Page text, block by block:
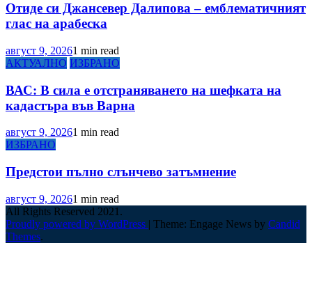
Отиде си Джансевер Далипова – емблематичният
глас на арабеска
август 9, 20261 min read
АКТУАЛНО ИЗБРАНО
ВАС: В сила е отстраняването на шефката на
кадастъра във Варна
август 9, 20261 min read
ИЗБРАНО
Предстои пълно слънчево затъмнение
август 9, 20261 min read
All Rights Reserved 2021.
Proudly powered by WordPress | Theme: Engage News by Candid
Themes.